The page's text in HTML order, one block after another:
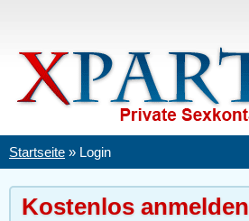
Startseite » Login
Kostenlos anmelden